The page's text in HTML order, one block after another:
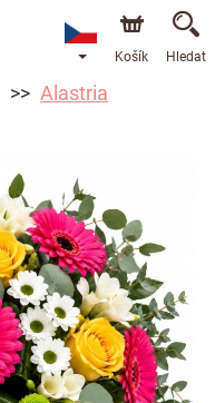
Košík Hledat
Alastria